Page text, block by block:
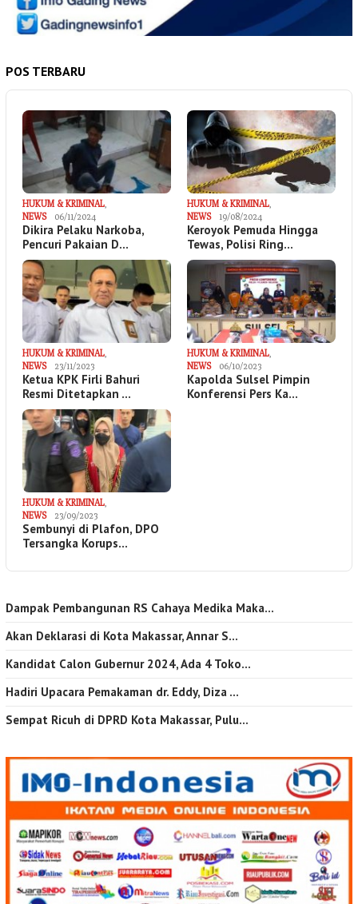
POS TERBARU
HUKUM & KRIMINAL
NEWS
06/11/2024
Dikira Pelaku Narkoba,
Pencuri Pakaian D…
HUKUM & KRIMINAL
NEWS
19/08/2024
Keroyok Pemuda Hingga
Tewas, Polisi Ring…
HUKUM & KRIMINAL
NEWS
23/11/2023
Ketua KPK Firli Bahuri
Resmi Ditetapkan …
HUKUM & KRIMINAL
NEWS
06/10/2023
Kapolda Sulsel Pimpin
Konferensi Pers Ka…
HUKUM & KRIMINAL
NEWS
23/09/2023
Sembunyi di Plafon, DPO
Tersangka Korups…
Dampak Pembangunan RS Cahaya Medika Maka…
Akan Deklarasi di Kota Makassar, Annar S…
Kandidat Calon Gubernur 2024, Ada 4 Toko…
Hadiri Upacara Pemakaman dr. Eddy, Diza …
Sempat Ricuh di DPRD Kota Makassar, Pulu…